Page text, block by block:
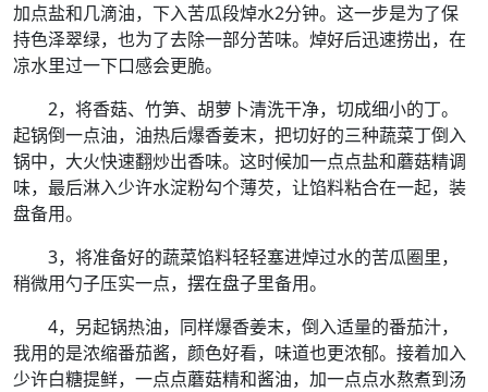
加点盐和几滴油，下入苦瓜段焯水2分钟。这一步是为了保
持色泽翠绿，也为了去除一部分苦味。焯好后迅速捞出，在
凉水里过一下口感会更脆。
2，将香菇、竹笋、胡萝卜清洗干净，切成细小的丁。
起锅倒一点油，油热后爆香姜末，把切好的三种蔬菜丁倒入
锅中，大火快速翻炒出香味。这时候加一点点盐和蘑菇精调
味，最后淋入少许水淀粉勾个薄芡，让馅料粘合在一起，装
盘备用。
3，将准备好的蔬菜馅料轻轻塞进焯过水的苦瓜圈里，
稍微用勺子压实一点，摆在盘子里备用。
4，另起锅热油，同样爆香姜末，倒入适量的番茄汁，
我用的是浓缩番茄酱，颜色好看，味道也更浓郁。接着加入
少许白糖提鲜，一点点蘑菇精和酱油，加一点点水熬煮到汤